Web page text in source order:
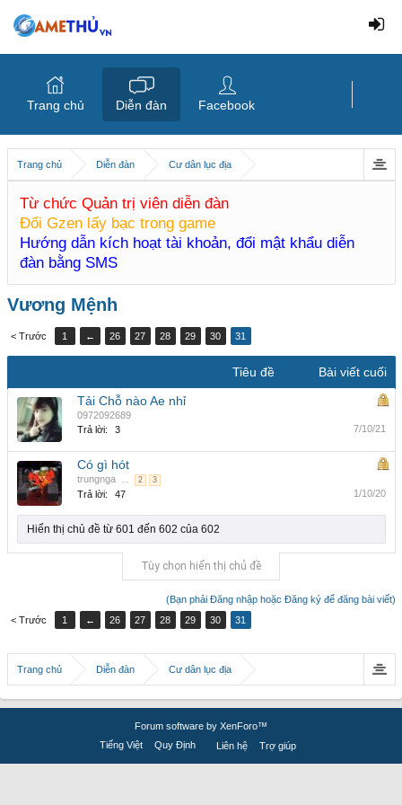
Trang chủ Diễn đàn Cư dân lục địa
Từ chức Quản trị viên diễn đàn
Đổi Gzen lấy bạc trong game
Hướng dẫn kích hoạt tài khoản, đổi mật khẩu diễn
đàn bằng SMS
Vương Mệnh
< Trước 1 ← 26 27 28 29 30 31
Tiêu đề
Bài viết cuối
Tải Chỗ nào Ae nhỉ
0972092689
Trả lời:
3 7/10/21
Có gì hót
trungnga ... 2 3
Trả lời: 47 1/10/20
Hiển thị chủ đề từ 601 đến 602 của 602
Tùy chọn hiển thị chủ đề
(Bạn phải Đăng nhập hoặc Đăng ký để đăng bài viết)
< Trước
1 ← 26 27 28 29 30 31
Trang chủ Diễn đàn Cư dân lục địa
Trang chủ Diễn đàn Facebook
Forum software by XenForo™
Tiếng Việt
Quy Định Liên hệ Trợ giúp